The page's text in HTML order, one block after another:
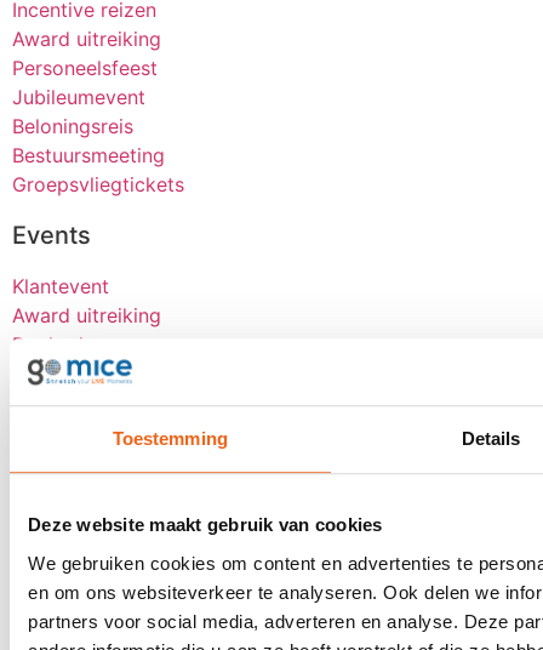
Toestemming Details
Deze website maakt gebruik van cookies
We gebruiken cookies om content en advertenties te
en om ons websiteverkeer te analyseren. Ook delen we
partners voor social media, adverteren en analyse. Deze
Incentive reizen
Award uitreiking
Personeelsfeest
Jubileumevent
Beloningsreis
Bestuursmeeting
Groepsvliegtickets
Events
Klantevent
Award uitreiking
Dealerdag
Kick-OFF
Seminar
Over goMICE
Blog
Over ons
Werken bij
Digitale tools